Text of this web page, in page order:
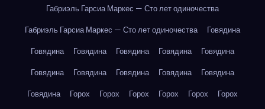
Габриэль Гарсиа Маркес — Сто лет одиночества
Габриэль Гарсиа Маркес — Сто лет одиночества
Говядина
Говядина
Говядина Говядина Говядина
Говядина
Говядина
Говядина Говядина Говядина
Говядина
Говядина
Горох Горох Горох Горох Горох
Горох